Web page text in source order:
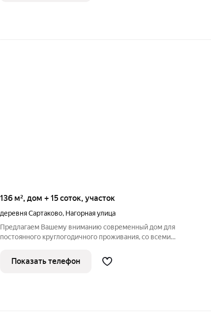
136 м², дом + 15 соток, участок
деревня Сартаково, Нагорная улица
Предлагаем Вашему вниманию современный дом для
постоянного круглогодичного проживания, со всеми
15-ти минутах езды от Нижнего Новгорода, в престижной
локации. С 2020 года дер. Сартаково
Показать телефон